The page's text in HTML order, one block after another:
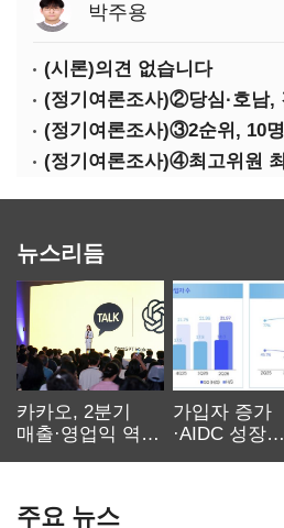
박주용
(시론)의견 없습니다
뉴스리듬
카카오, 2분기
매출·영업익 역대
가입자 증가
·AIDC 성장…
주요 뉴스